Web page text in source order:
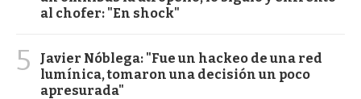
al chofer: "En shock"
5
Javier Nóblega: "Fue un hackeo de una red
lumínica, tomaron una decisión un poco
apresurada"